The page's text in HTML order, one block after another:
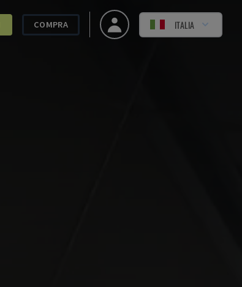
COMPRA ITALIA